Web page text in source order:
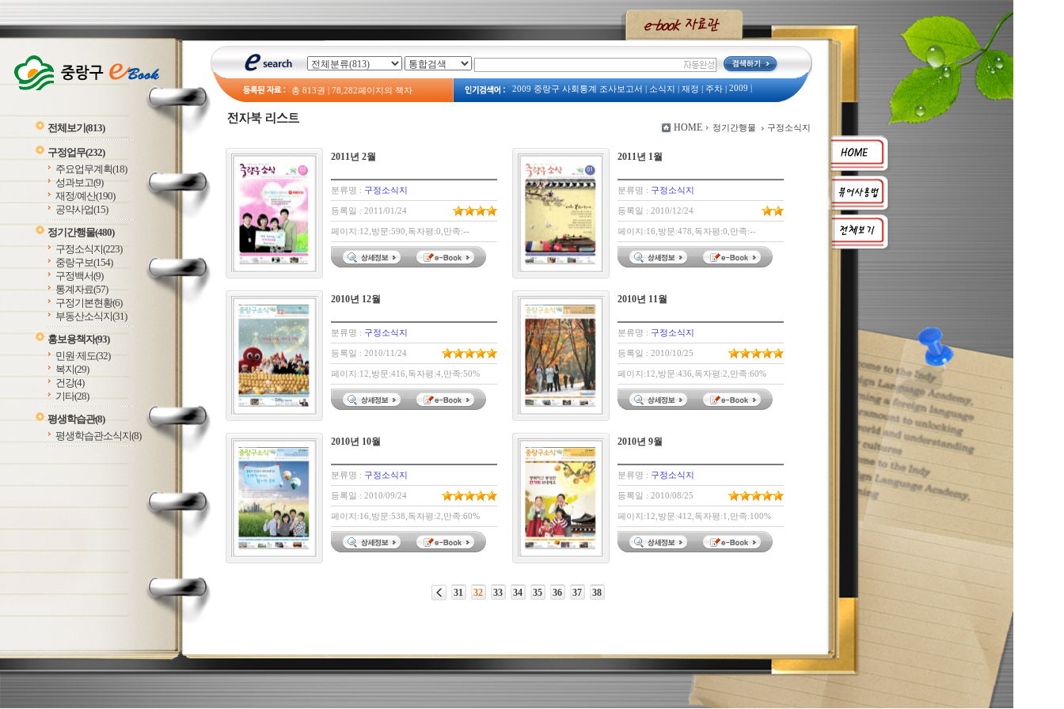
전체보기 (813)
구정업무(232)
주요업무계획(18)
성과보고(9)
재정/예산(190)
공약사업(15)
정기간행물(480)
구정소식지(223)
중랑구보(154)
구정백서(9)
통계자료(57)
구정기본현황(6)
부동산소식지(31)
홍보용책자(93)
민원·제도(32)
복지(29)
건강(4)
기타(28)
평생학습관(8)
평생학습관소식지(8)
총 813권 | 78,282페이지의 책자 2009 중랑구 사회통계 조사보고서 소식지 재정 주차 2009
2009 占쌩띰옙占쏙옙 占쏙옙회占쏙옙占| 예산서| 옛 모습| 2008
HOME 정기간행물 구정소식지
2011년 2월
분류명 : 구정소식지
등록일 : 2011/01/24
페이지:12,방문:590,독자평:0,만족:--
2011년 1월
분류명 : 구정소식지
등록일 : 2010/12/24
페이지:16,방문:478,독자평:0,만족:--
2010년 12월
분류명 : 구정소식지
등록일 : 2010/11/24
페이지:12,방문:416,독자평:4,만족:50%
2010년 11월
분류명 : 구정소식지
등록일 : 2010/10/25
페이지:12,방문:436,독자평:2,만족:60%
2010년 10월
분류명 : 구정소식지
등록일 : 2010/09/24
페이지:16,방문:538,독자평:2,만족:60%
2010년 9월
분류명 : 구정소식지
등록일 : 2010/08/25
페이지:12,방문:412,독자평:1,만족:100%
31 32 33 34 35 36 37 38